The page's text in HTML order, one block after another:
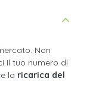
Non
il tuo numero di
la ricarica del